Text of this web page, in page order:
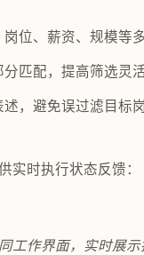
位、薪资、规模等
匹配，提高筛选灵
，避免误过滤目标
实时执行状态反馈：
工作界面，实时展